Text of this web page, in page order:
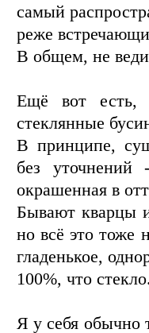
самый
реже
В общем, не
Ещё вот есть,
стеклянные
В принципе,
без уточнений
окрашенная в
Бывают кварцы
но всё это тоже
гладенькое,
100%, что
Я у себя обычно